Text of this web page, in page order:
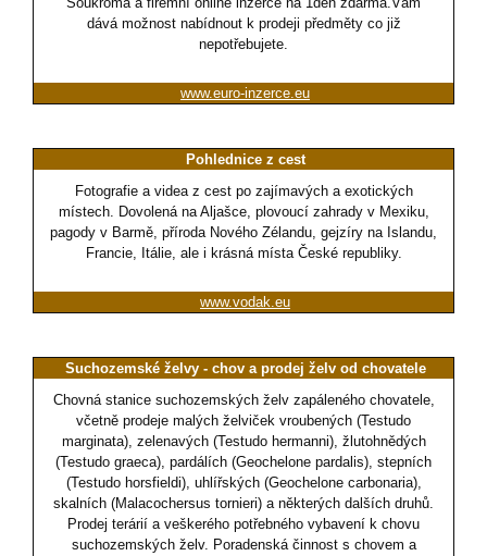
dává možnost nabídnout k prodeji předměty co již
nepotřebujete.
www.euro-inzerce.eu
Pohlednice z cest
Fotografie a videa z cest po zajímavých a exotických
místech. Dovolená na Aljašce, plovoucí zahrady v Mexiku,
pagody v Barmě, příroda Nového Zélandu, gejzíry na Islandu,
Francie, Itálie, ale i krásná místa České republiky.
www.vodak.eu
Suchozemské želvy - chov a prodej želv od chovatele
Chovná stanice suchozemských želv zapáleného chovatele,
včetně prodeje malých želviček vroubených (Testudo
marginata), zelenavých (Testudo hermanni), žlutohnědých
(Testudo graeca), pardálích (Geochelone pardalis), stepních
(Testudo horsfieldi), uhlířských (Geochelone carbonaria),
skalních (Malacochersus tornieri) a některých dalších druhů.
Prodej terárií a veškerého potřebného vybavení k chovu
suchozemských želv. Poradenská činnost s chovem a